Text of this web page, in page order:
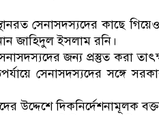
সেনাসদস্যদের কাছে
জাহিদুল ইসলাম রনি।
জন্য প্রস্তুত করা
সেনাসদস্যদের সঙ্গে
উদ্দেশে দিকনির্দেশনামূলক